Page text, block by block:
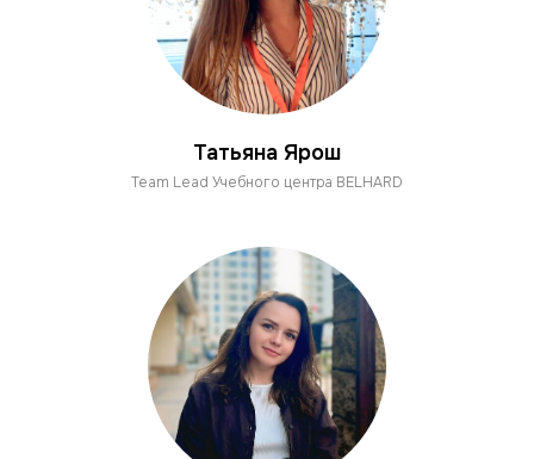
Татьяна Ярош
Team Lead Учебного центра BELHARD